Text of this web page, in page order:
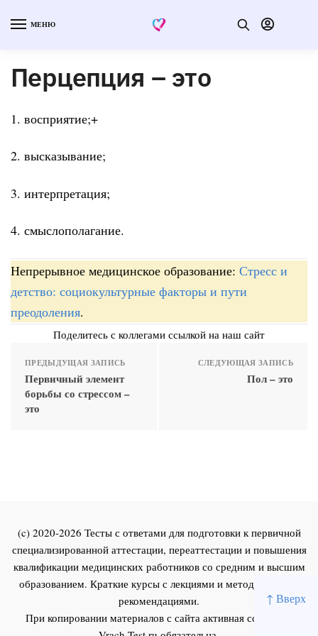
↑ Вверх
МЕНЮ
Перцепция – это
1. восприятие;+
2. высказывание;
3. интерпретация;
4. смыслополагание.
Непрерывное медицинское образование: Стресс и
детство: социокультурные факторы и пути
преодоления.
Поделитесь с коллегами ссылкой на наш сайт
ПРЕДЫДУЩАЯ ЗАПИСЬ
Первичный элемент
борьбы со стрессом –
это
СЛЕДУЮЩАЯ ЗАПИСЬ
Пол – это
(c) 2020-2026 Тесты с ответами для подготовки к первичной
специализированной аттестации, переаттестации и повышения
квалификации медицинских работников со средним и высшим
образованием. Краткие курсы с лекциями и методическими
рекомендациями.
При копировании материалов с сайта активная ссылка на